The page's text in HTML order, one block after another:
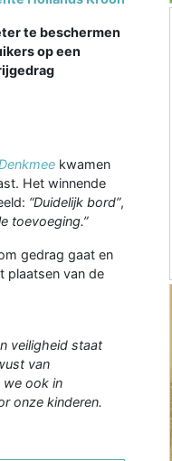
te beschermen
op een
kwamen
Het winnende
“Duidelijk bord”,
toevoeging.”
gedrag gaat en
plaatsen van de
veiligheid staat
van
we ook in
onze kinderen.